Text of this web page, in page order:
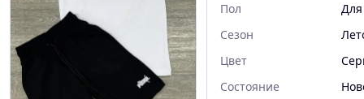
Пол
Сезон
Цвет
Состояние